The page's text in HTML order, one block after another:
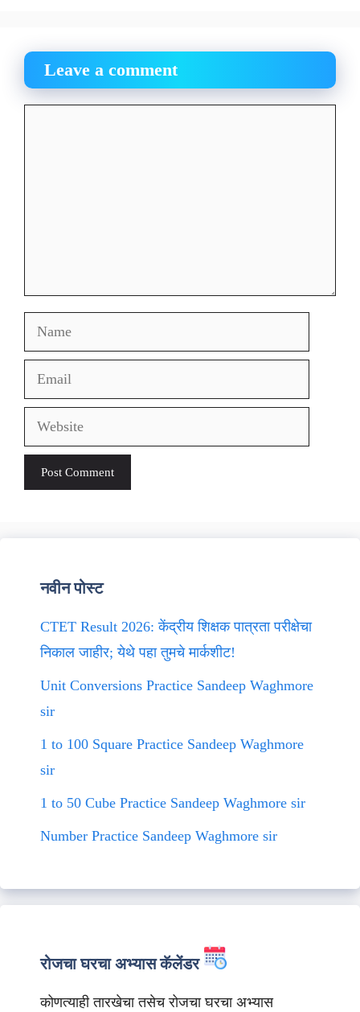
Leave a comment
Name
Email
Website
नवीन पोस्ट
CTET Result 2026: केंद्रीय शिक्षक पात्रता परीक्षेचा
निकाल जाहीर; येथे पहा तुमचे मार्कशीट!
Unit Conversions Practice Sandeep Waghmore
sir
1 to 100 Square Practice Sandeep Waghmore
sir
1 to 50 Cube Practice Sandeep Waghmore sir
Number Practice Sandeep Waghmore sir
रोजचा घरचा अभ्यास कॅलेंडर
कोणत्याही तारखेचा तसेच रोजचा घरचा अभ्यास